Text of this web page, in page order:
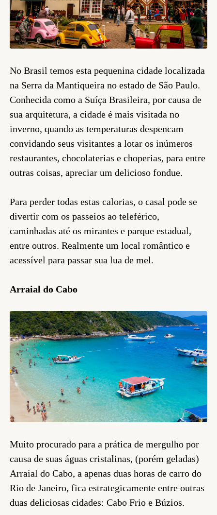
No Brasil temos esta pequenina cidade localizada
na Serra da Mantiqueira no estado de São Paulo.
Conhecida como a Suíça Brasileira, por causa de
sua arquitetura, a cidade é mais visitada no
inverno, quando as temperaturas despencam
convidando seus visitantes a lotar os inúmeros
restaurantes, chocolaterias e choperias, para entre
outras coisas, apreciar um delicioso fondue.
Para perder todas estas calorias, o casal pode se
divertir com os passeios ao teleférico,
caminhadas até os mirantes e parque estadual,
entre outros. Realmente um local romântico e
acessível para passar sua lua de mel.
Arraial do Cabo
Muito procurado para a prática de mergulho por
causa de suas águas cristalinas, (porém geladas)
Arraial do Cabo, a apenas duas horas de carro do
Rio de Janeiro, fica estrategicamente entre outras
duas deliciosas cidades: Cabo Frio e Búzios.